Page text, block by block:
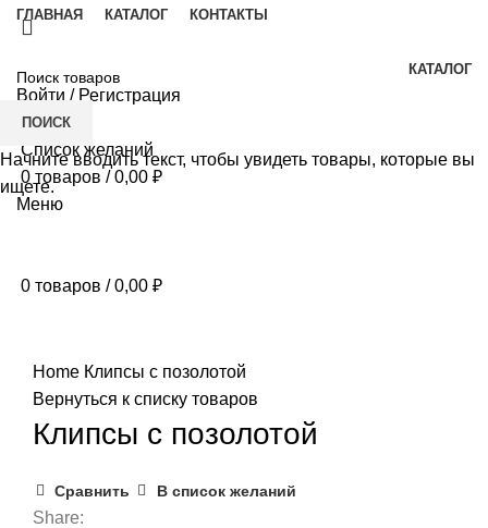
ГЛАВНАЯ КАТАЛОГ КОНТАКТЫ
КАТАЛОГ
Войти / Регистрация
Список желаний
0 товаров / 0,00 ₽
Меню
0 товаров / 0,00 ₽
Home Клипсы с позолотой
Вернуться к списку товаров
Клипсы с позолотой
Сравнить В список желаний
Share:
ПОИСК
Начните вводить текст, чтобы увидеть товары, которые вы
ищете.